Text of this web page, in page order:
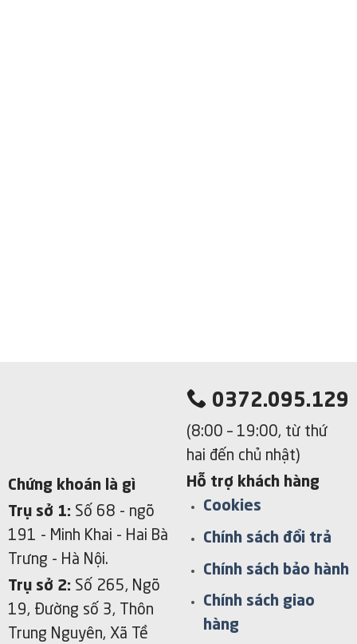
Chứng khoán là gì
Trụ sở 1: Số 68 - ngõ
191 - Minh Khai - Hai Bà
Trưng - Hà Nội.
Trụ sở 2: Số 265, Ngõ
19, Đường số 3, Thôn
Trung Nguyên, Xã Tề
0372.095.129
(8:00 – 19:00, từ thứ
hai đến chủ nhật)
Hỗ trợ khách hàng
Cookies
Chính sách đổi trả
Chính sách bảo hành
Chính sách giao
hàng